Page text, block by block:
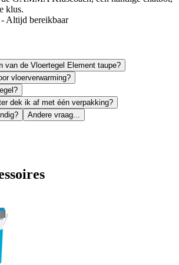
klus.
Altijd bereikbaar
van de Vloertegel Element taupe?
vloerverwarming?
dek ik af met één verpakking?
Andere vraag...